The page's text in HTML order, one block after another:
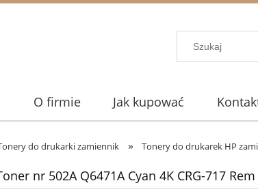
O firmie Jak kupować
do drukarki zamiennik » Tonery do drukarek HP
nr 502A Q6471A Cyan 4K CRG-717 Rem